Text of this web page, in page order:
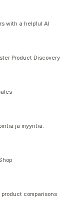
with a helpful AI
Product Discovery
ja myyntiä.
comparisons